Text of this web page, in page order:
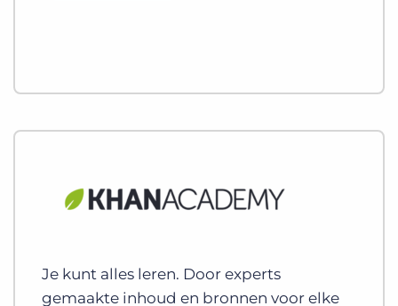
Je kunt alles leren. Door experts
gemaakte inhoud en bronnen voor elke